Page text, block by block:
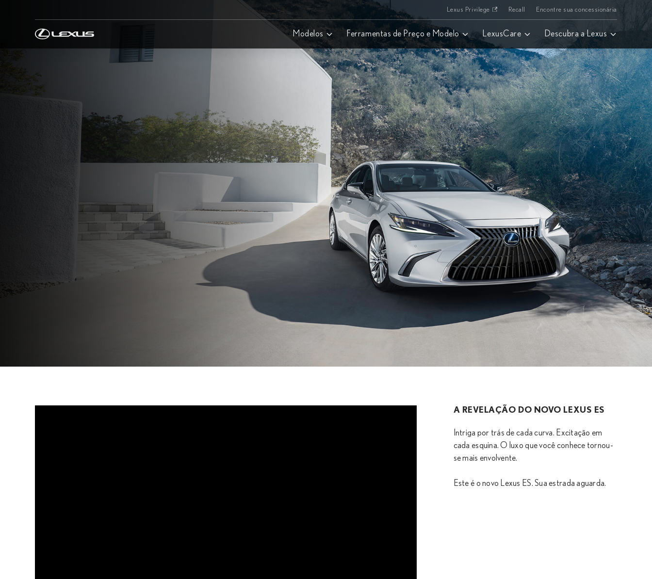
Lexus Privilege Recall Encontre sua concessionária
Modelos Ferramentas de Preço e Modelo LexusCare Descubra a Lexus
A REVELAÇÃO DO NOVO LEXUS ES
Intriga por trás de cada curva. Excitação em
cada esquina. O luxo que você conhece tornou-
se mais envolvente.
Este é o novo Lexus ES. Sua estrada aguarda.